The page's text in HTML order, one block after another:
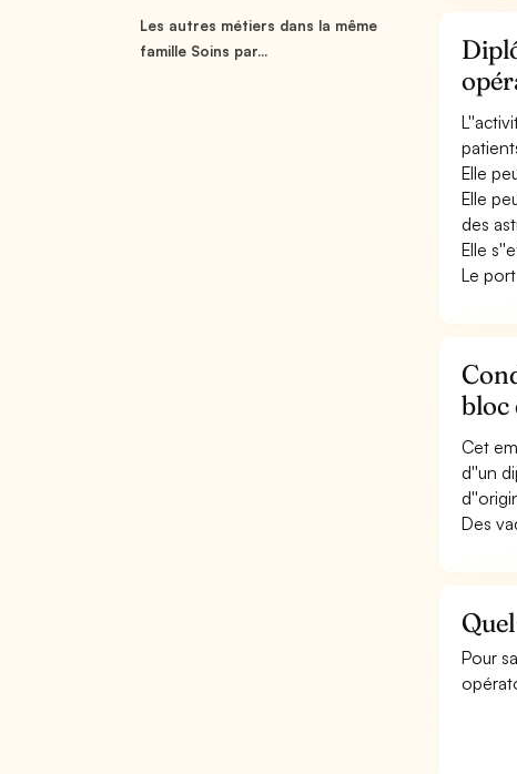
Les autres métiers dans la même
famille Soins par...
Elle
Elle
des
Elle
Le
bloc
Cet
d''un
Des
Pour